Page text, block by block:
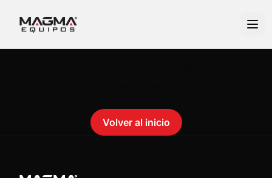
Volver al inicio